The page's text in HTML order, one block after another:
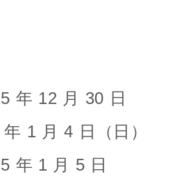
年 12 月 30 日
年 1 月 4 日（日）
年 1 月 5 日